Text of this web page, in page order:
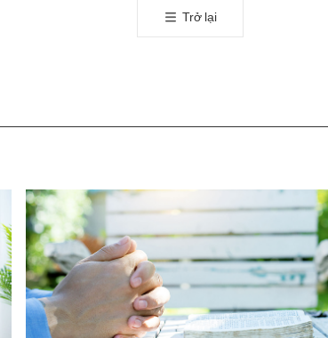
Trở lại